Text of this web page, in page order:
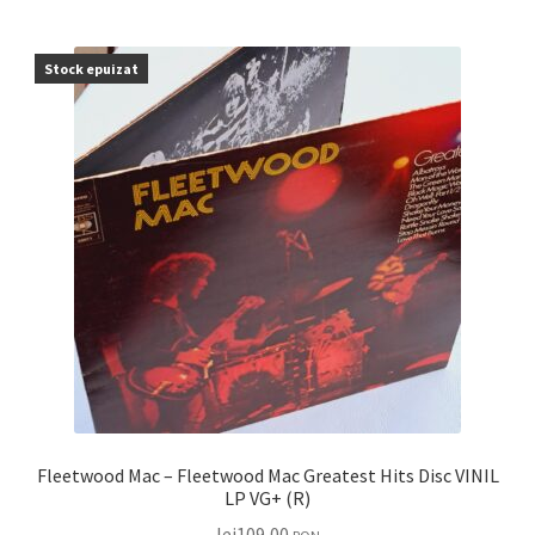
Stock epuizat
Fleetwood Mac – Fleetwood Mac Greatest Hits Disc VINIL
LP VG+ (R)